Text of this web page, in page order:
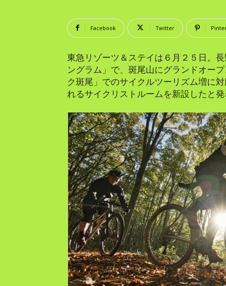
Facebook Twitter
東急リゾーツ＆ステイは６月２５日。
ングラム」で、斑尾山にグランドオー
ク斑尾」でのサイクルツーリズム増に
れるサイクリストルームを新設したと発